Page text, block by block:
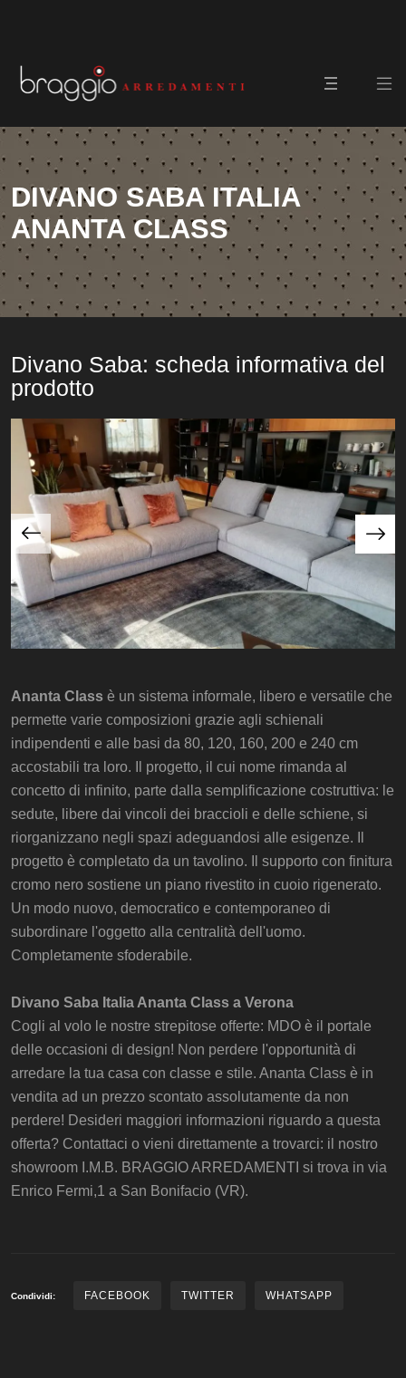
DIVANO SABA ITALIA
ANANTA CLASS
Divano Saba: scheda informativa del
prodotto
Ananta Class è un sistema informale, libero e versatile che
permette varie composizioni grazie agli schienali
indipendenti e alle basi da 80, 120, 160, 200 e 240 cm
accostabili tra loro. Il progetto, il cui nome rimanda al
concetto di infinito, parte dalla semplificazione costruttiva: le
sedute, libere dai vincoli dei braccioli e delle schiene, si
riorganizzano negli spazi adeguandosi alle esigenze. Il
progetto è completato da un tavolino. Il supporto con finitura
cromo nero sostiene un piano rivestito in cuoio rigenerato.
Un modo nuovo, democratico e contemporaneo di
subordinare l'oggetto alla centralità dell'uomo.
Completamente sfoderabile.
Divano Saba Italia Ananta Class a Verona
Cogli al volo le nostre strepitose offerte: MDO è il portale
delle occasioni di design! Non perdere l'opportunità di
arredare la tua casa con classe e stile. Ananta Class è in
vendita ad un prezzo scontato assolutamente da non
perdere! Desideri maggiori informazioni riguardo a questa
offerta? Contattaci o vieni direttamente a trovarci: il nostro
showroom I.M.B. BRAGGIO ARREDAMENTI si trova in via
Enrico Fermi,1 a San Bonifacio (VR).
Condividi: FACEBOOK TWITTER WHATSAPP